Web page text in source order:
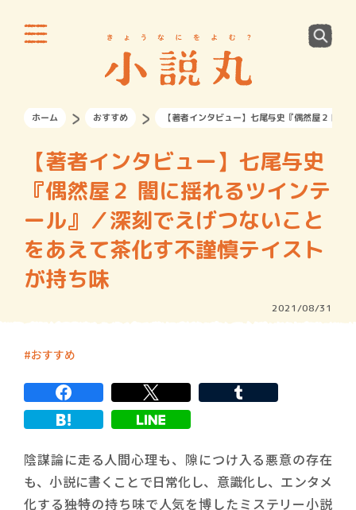
ホーム おすすめ 【著者
【著者インタビュー】七尾与史
『偶然屋２ 闇に揺れるツインテ
ール』／深刻でえげつないこと
をあえて茶化す不謹慎テイスト
が持ち味
2021/08/31
おすすめ
陰謀論に走る人間心理も、隙につけ入る悪意の存在
も、小説に書くことで日常化し、意識化し、エンタメ
化する――独特の持ち味で人気を博したミステリー小説